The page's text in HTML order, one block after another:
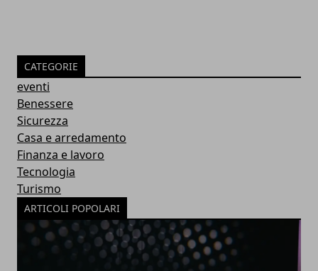
CATEGORIE
eventi
Benessere
Sicurezza
Casa e arredamento
Finanza e lavoro
Tecnologia
Turismo
ARTICOLI POPOLARI